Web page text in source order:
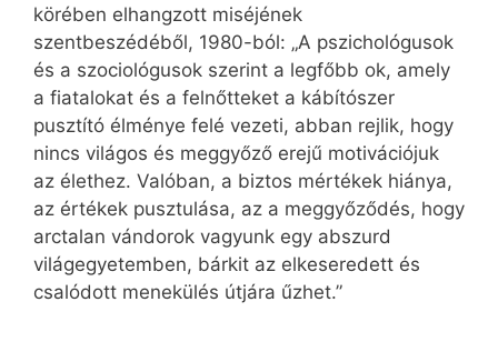
körében elhangzott miséjének
szentbeszédéből, 1980-ból: „A pszichológusok
és a szociológusok szerint a legfőbb ok, amely
a fiatalokat és a felnőtteket a kábítószer
pusztító élménye felé vezeti, abban rejlik, hogy
nincs világos és meggyőző erejű motivációjuk
az élethez. Valóban, a biztos mértékek hiánya,
az értékek pusztulása, az a meggyőződés, hogy
arctalan vándorok vagyunk egy abszurd
világegyetemben, bárkit az elkeseredett és
csalódott menekülés útjára űzhet.”